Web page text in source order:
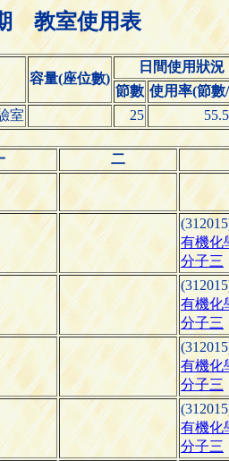
教室使用表
容量(座位數)
日間使用狀況
節數 使用率(節數
室 25
二
有機化
分子三
有機化
分子三
有機化
分子三
有機化
分子三